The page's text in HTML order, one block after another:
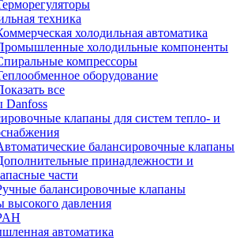
техника
холодильная автоматика
холодильные компоненты
компрессоры
оборудование
все
Danfoss
клапаны для систем тепло- и
балансировочные клапаны
принадлежности и
части
балансировочные клапаны
высокого давления
автоматика